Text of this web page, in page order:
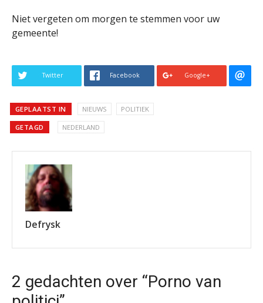
Niet vergeten om morgen te stemmen voor uw
gemeente!
Twitter Facebook Google+
GEPLAATST IN NIEUWS POLITIEK
GETAGD NEDERLAND
Defrysk
2 gedachten over “Porno van